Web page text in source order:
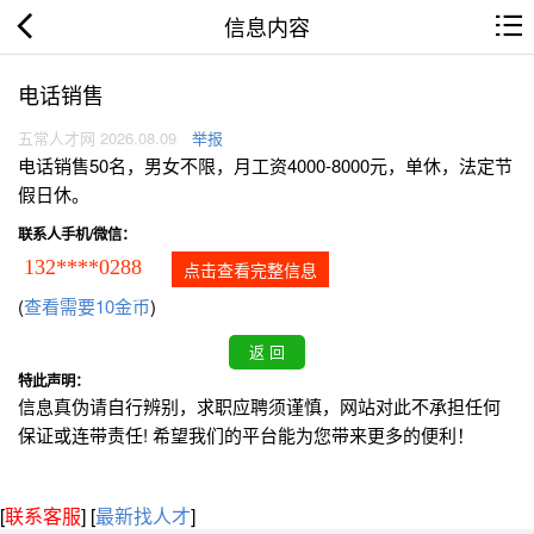
信息内容
电话销售
五常人才网 2026.08.09 举报
电话销售50名，男女不限，月工资4000-8000元，单休，法定节
假日休。
联系人手机/微信：
132****0288 点击查看完整信息
(查看需要10金币)
特此声明：
信息真伪请自行辨别，求职应聘须谨慎，网站对此不承担任何
保证或连带责任! 希望我们的平台能为您带来更多的便利！
[联系客服] [最新找人才]